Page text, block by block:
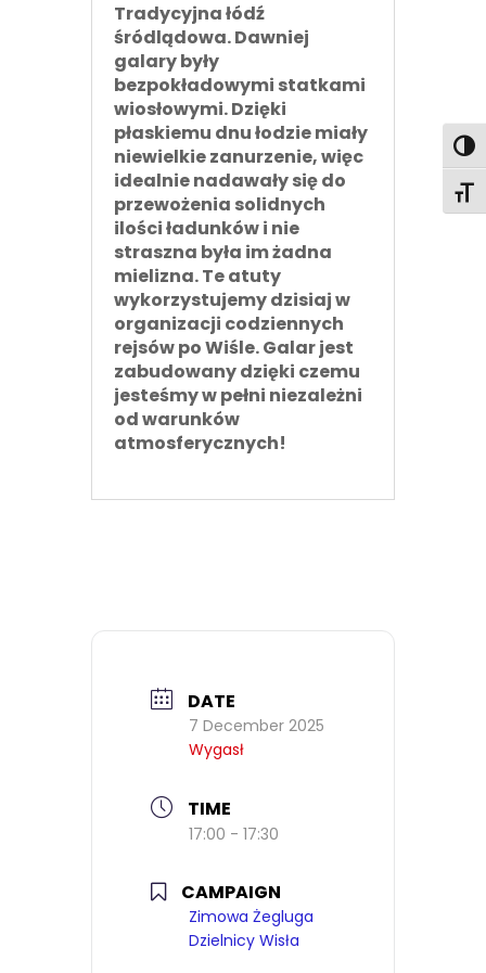
Tradycyjna łódź
śródlądowa. Dawniej
galary były
bezpokładowymi statkami
wiosłowymi. Dzięki
płaskiemu dnu łodzie miały
niewielkie zanurzenie, więc
idealnie nadawały się do
przewożenia solidnych
ilości ładunków i nie
straszna była im żadna
mielizna. Te atuty
wykorzystujemy dzisiaj w
organizacji codziennych
rejsów po Wiśle. Galar jest
zabudowany dzięki czemu
jesteśmy w pełni niezależni
od warunków
atmosferycznych!
DATE
7 December 2025
Wygasł
TIME
17:00 - 17:30
CAMPAIGN
Zimowa Żegluga
Dzielnicy Wisła